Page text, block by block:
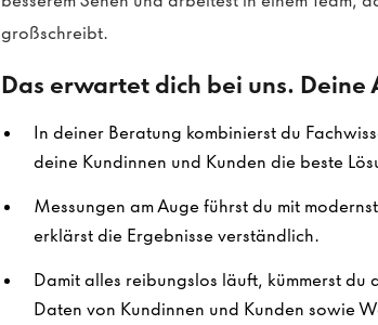
großschreibt.
Das erwartet dich bei uns. Deine
In deiner Beratung kombinierst du
deine Kundinnen und Kunden die beste
Messungen am Auge führst du mit
erklärst die Ergebnisse verständlich.
Damit alles reibungslos läuft, kümmerst
Daten von Kundinnen und Kunden sowie